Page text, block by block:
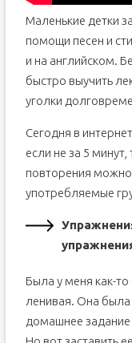
Маленькие детки
помощи песен и
и на английском.
быстро выучить
уголки
Сегодня в
если не за 5 минут,
повторения
употребляемые
Была у меня как-то
ленивая. Она была
домашнее